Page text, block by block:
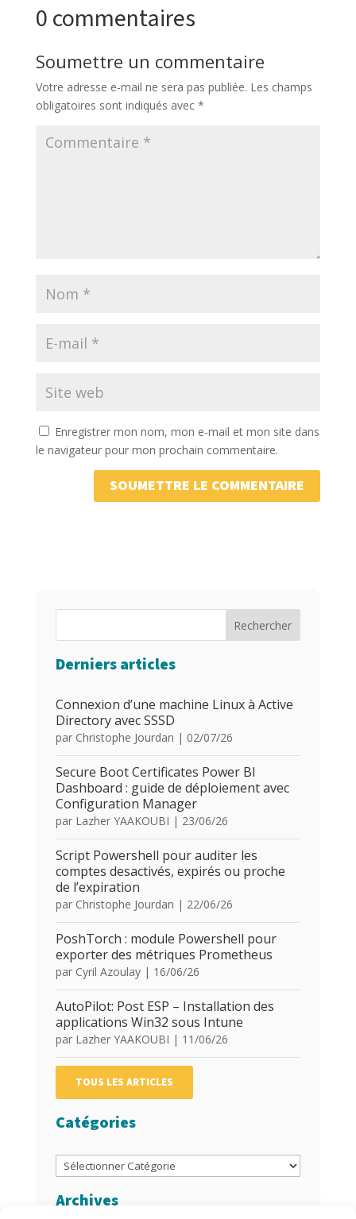
0 commentaires
Soumettre un commentaire
Votre adresse e-mail ne sera pas publiée. Les champs
obligatoires sont indiqués avec *
Enregistrer mon nom, mon e-mail et mon site dans
le navigateur pour mon prochain commentaire.
SOUMETTRE LE COMMENTAIRE
Rechercher
Derniers articles
Connexion d’une machine Linux à Active
Directory avec SSSD
par Christophe Jourdan | 02/07/26
Secure Boot Certificates Power BI
Dashboard : guide de déploiement avec
Configuration Manager
par Lazher YAAKOUBI | 23/06/26
Script Powershell pour auditer les
comptes desactivés, expirés ou proche
de l’expiration
par Christophe Jourdan | 22/06/26
PoshTorch : module Powershell pour
exporter des métriques Prometheus
par Cyril Azoulay| 16/06/26
AutoPilot: Post ESP – Installation des
applications Win32 sous Intune
par Lazher YAAKOUBI | 11/06/26
TOUS LES ARTICLES
Catégories
Catégories
Archives